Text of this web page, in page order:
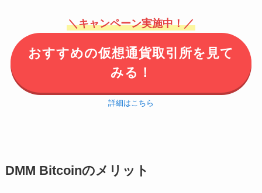
＼キャンペーン実施中！／
おすすめの仮想通貨取引所を見て
みる！
詳細はこちら
DMM Bitcoinのメリット